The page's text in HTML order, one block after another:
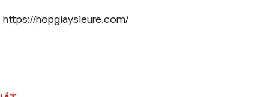
https://hopgiaysieure.com/